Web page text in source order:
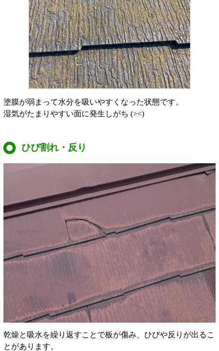
塗膜が弱まって水分を吸いやすくなった状態です。
湿気がたまりやすい面に発生しがち (><)
ひび割れ・反り
乾燥と吸水を繰り返すことで板が傷み、ひびや反りが出るこ
とがあります。